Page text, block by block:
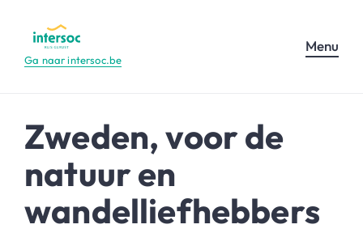
Ga naar intersoc.be
Menu
Zweden, voor de
natuur en
wandelliefhebbers